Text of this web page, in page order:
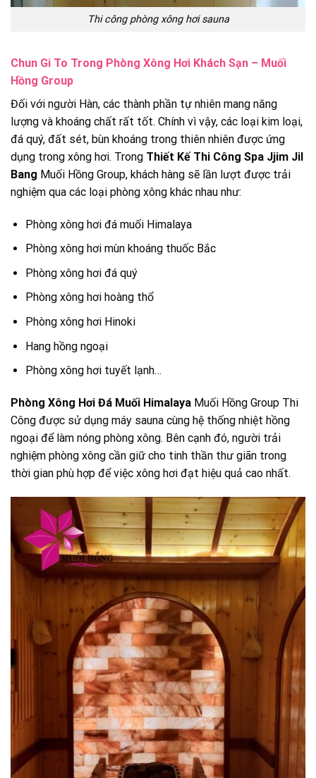
Thi công phòng xông hơi sauna
Chun Gi To Trong Phòng Xông Hơi Khách Sạn – Muối
Hồng Group
Đối với người Hàn, các thành phần tự nhiên mang năng
lượng và khoáng chất rất tốt. Chính vì vậy, các loại kim loại,
đá quý, đất sét, bùn khoáng trong thiên nhiên được ứng
dụng trong xông hơi. Trong Thiết Kế Thi Công Spa Jjim Jil
Bang Muối Hồng Group, khách hàng sẽ lần lượt được trải
nghiệm qua các loại phòng xông khác nhau như:
Phòng xông hơi đá muối Himalaya
Phòng xông hơi mùn khoáng thuốc Bắc
Phòng xông hơi đá quý
Phòng xông hơi hoàng thổ
Phòng xông hơi Hinoki
Hang hồng ngoại
Phòng xông hơi tuyết lạnh…
Phòng Xông Hơi Đá Muối Himalaya Muối Hồng Group Thi
Công được sử dụng máy sauna cùng hệ thống nhiệt hồng
ngoại để làm nóng phòng xông. Bên cạnh đó, người trải
nghiệm phòng xông cần giữ cho tinh thần thư giãn trong
thời gian phù hợp để việc xông hơi đạt hiệu quả cao nhất.